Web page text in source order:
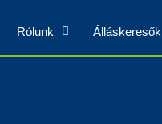
Rólunk